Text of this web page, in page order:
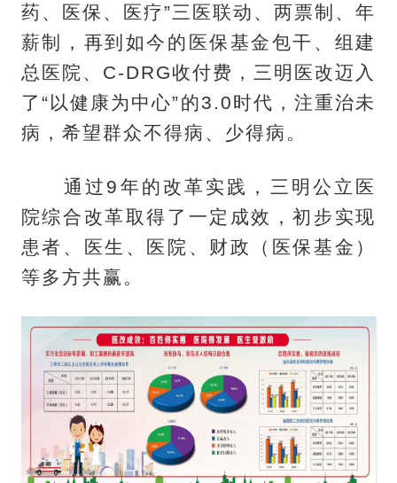
药、医保、医疗”三医联动、两票制、年
薪制，再到如今的医保基金包干、组建
总医院、C-DRG收付费，三明医改迈入
了“以健康为中心”的3.0时代，注重治未
病，希望群众不得病、少得病。
通过9年的改革实践，三明公立医
院综合改革取得了一定成效，初步实现
患者、医生、医院、财政（医保基金）
等多方共赢。